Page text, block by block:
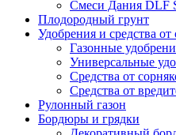
Смеси Дания DLF
Плодородный грунт
Удобрения и средства от
Газонные
Универсальные
Средства от
Средства от
Рулонный газон
Бордюры и грядки